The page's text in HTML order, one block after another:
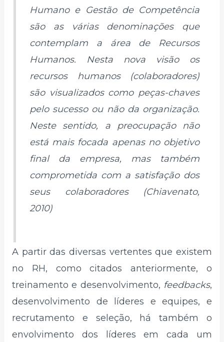
Humano e Gestão de Competência
são as várias denominações que
contemplam a área de Recursos
Humanos. Nesta nova visão os
recursos humanos (colaboradores)
são visualizados como peças-chaves
pelo sucesso ou não da organização.
Neste sentido, a preocupação não
está mais focada apenas no objetivo
final da empresa, mas também
comprometida com a satisfação dos
seus colaboradores (Chiavenato,
2010)
A partir das diversas vertentes que existem
no RH, como citados anteriormente, o
treinamento e desenvolvimento, feedbacks,
desenvolvimento de líderes e equipes, e
recrutamento e seleção, há também o
envolvimento dos líderes em cada um